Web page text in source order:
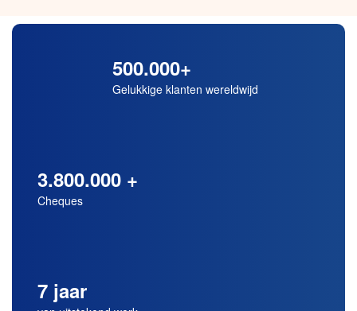
500.000+
Gelukkige klanten wereldwijd
3.800.000 +
Cheques
7 jaar